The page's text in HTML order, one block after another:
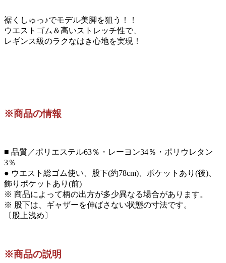
裾くしゅっ♪でモデル美脚を狙う！！
ウエストゴム＆高いストレッチ性で、
レギンス級のラクなはき心地を実現！
※商品の情報
■ 品質／ポリエステル63％・レーヨン34％・ポリウレタン
3％
● ウエスト総ゴム使い、股下(約78cm)、ポケットあり(後)、
飾りポケットあり(前)
※ 商品によって柄の出方が多少異なる場合があります。
※ 股下は、ギャザーを伸ばさない状態の寸法です。
〔股上浅め〕
※商品の説明